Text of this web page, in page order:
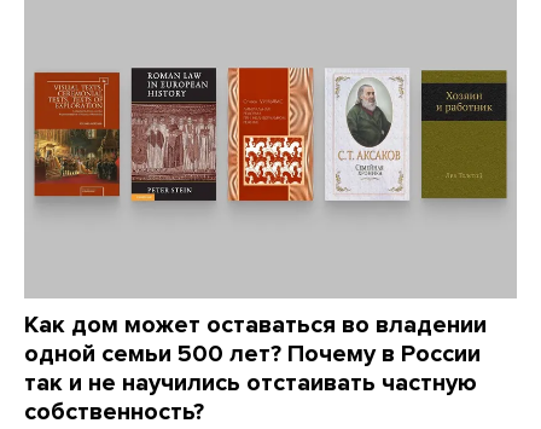
Как дом может оставаться во владении
одной семьи 500 лет? Почему в России
так и не научились отстаивать частную
собственность?